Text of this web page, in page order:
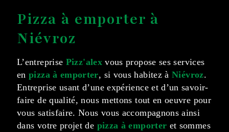
pizza à emporter à
Niévroz
L’entreprise Pizz'alexvous propose ses services
enpizza à emporter, si vous habitez àNiévroz.
Entreprise usant d’une expérience et d’un savoir-
faire de qualité, nous mettons tout en oeuvre pour
vous satisfaire. Nous vous accompagnons ainsi
dans votre projet de pizza à emporter et sommes